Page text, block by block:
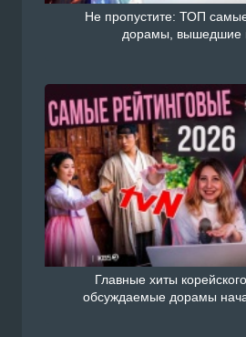
Не пропустите: ТОП
дорамы, вышедшие
Главные хиты
обсуждаемые дорамы